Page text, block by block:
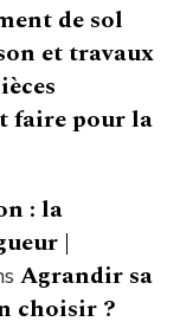
de sol
et travaux
faire pour la
: la
|
Agrandir sa
choisir ?